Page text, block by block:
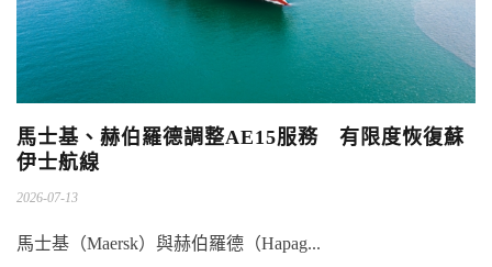
馬士基、赫伯羅德調整AE15服務 有限度恢復蘇
伊士航線
2026-07-13
馬士基（Maersk）與赫伯羅德（Hapag...